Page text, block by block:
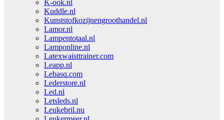
K-ook.nl
Kuddle.nl
Kunststofkozijnengroothandel.nl
Lamor.nl
Lampentotaal.nl
Lamponline.nl
Latexwaisttrainer.com
Leapp.nl
Lebasq.com
Lederstore.nl
Led.nl
Letsleds.nl
Leukebril.nu